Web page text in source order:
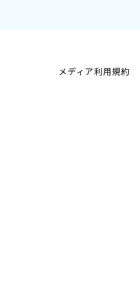
メディア利用規約